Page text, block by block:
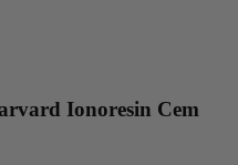
Ionoresin Cem